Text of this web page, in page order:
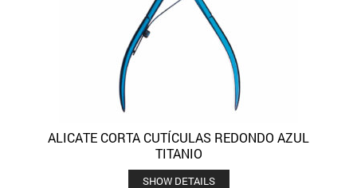
ALICATE CORTA CUTÍCULAS REDONDO AZUL
TITANIO
SHOW DETAILS